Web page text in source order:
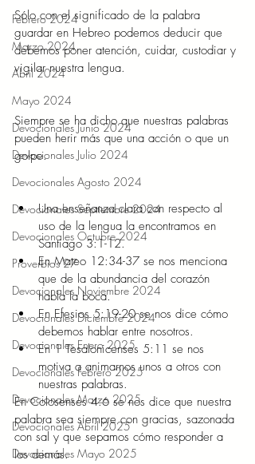
Febrero 2024
Marzo 2024
Abril 2024
Mayo 2024
Devocionales Junio 2024
Devocionales Julio 2024
Devocionales Agosto 2024
Devocionales Septiembre 2024
Devocionales Octubre 2024
Proverbios 27
Devocionales Noviembre 2024
Devocionales Diciembre 2024
Devocionales Enero 2025
Devocionales Febrero 2025
Devocionales Marzo 2025
Devocionales Abril 2025
Devocionales Mayo 2025
Sólo con el significado de la palabra
guardar en Hebreo podemos deducir que
debemos poner atención, cuidar, custodiar y
vigilar nuestra lengua.
Siempre se ha dicho que nuestras palabras
pueden herir más que una acción o que un
golpe.
Una enseñanza clara con respecto al
uso de la lengua la encontramos en
Santiago 3:1-12.
En Mateo 12:34-37 se nos menciona
que de la abundancia del corazón
habla la boca.
En Efesios 5:19-20 se nos dice cómo
debemos hablar entre nosotros.
En 1 Tesalonicenses 5:11 se nos
motiva a animarnos unos a otros con
nuestras palabras.
En Colosenses 4:6 se nos dice que nuestra
palabra sea siempre con gracias, sazonada
con sal y que sepamos cómo responder a
los demás.